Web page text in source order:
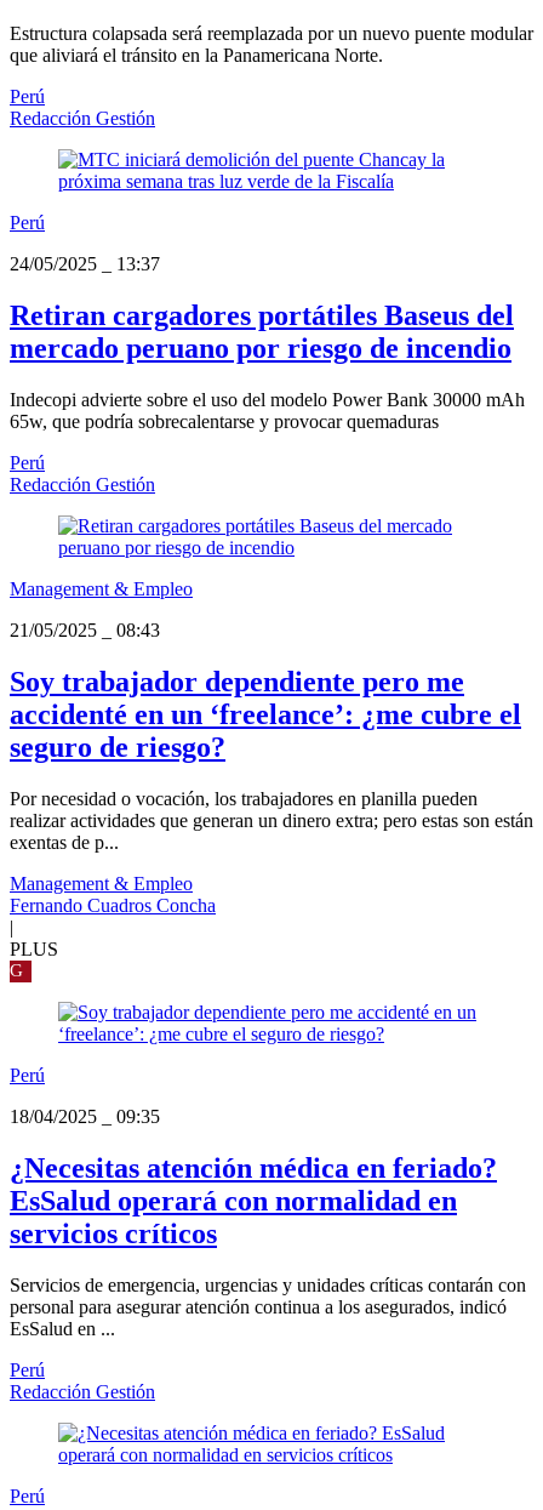
Estructura colapsada será reemplazada por un nuevo puente modular
que aliviará el tránsito en la Panamericana Norte.
Perú
Redacción Gestión
Perú
24/05/2025
13:37
Retiran cargadores portátiles Baseus del
mercado peruano por riesgo de incendio
Indecopi advierte sobre el uso del modelo Power Bank 30000 mAh
65w, que podría sobrecalentarse y provocar quemaduras
Perú
Redacción Gestión
Management & Empleo
21/05/2025
08:43
Soy trabajador dependiente pero me
accidenté en un ‘freelance’: ¿me cubre el
seguro de riesgo?
Por necesidad o vocación, los trabajadores en planilla pueden
realizar actividades que generan un dinero extra; pero estas son están
exentas de p...
Management & Empleo
Fernando Cuadros Concha
|
PLUS
G
Perú
18/04/2025
09:35
¿Necesitas atención médica en feriado?
EsSalud operará con normalidad en
servicios críticos
Servicios de emergencia, urgencias y unidades críticas contarán con
personal para asegurar atención continua a los asegurados, indicó
EsSalud en ...
Perú
Redacción Gestión
Perú